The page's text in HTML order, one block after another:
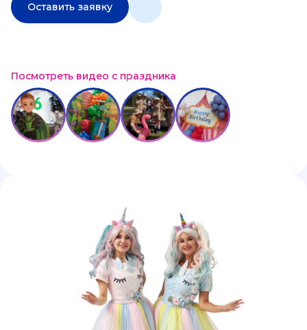
Оставить заявку
Посмотреть видео с праздника